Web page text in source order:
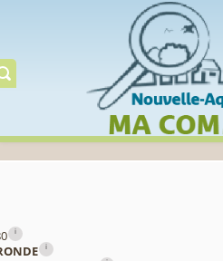
i
i
Cookies management panel